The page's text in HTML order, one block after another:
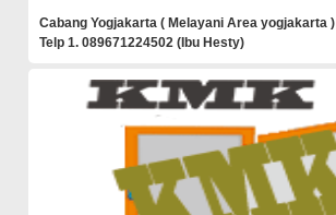
Cabang Yogjakarta ( Melayani Area yogjakarta )
Telp 1. 089671224502 (Ibu Hesty)